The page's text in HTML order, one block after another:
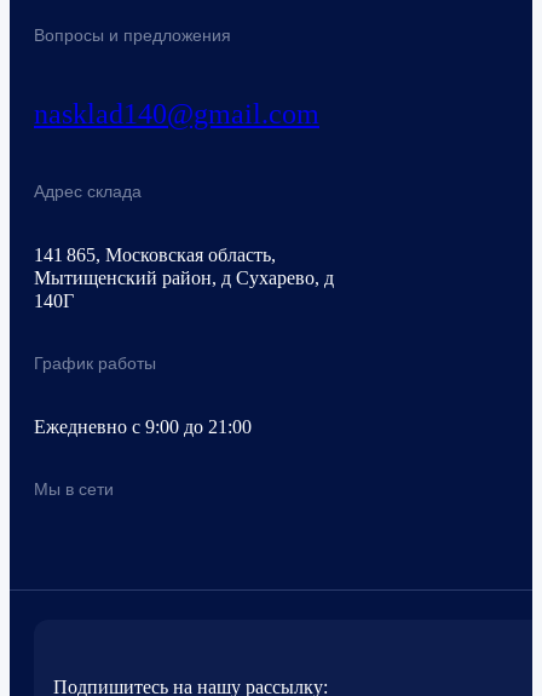
Вопросы и предложения
nasklad140@gmail.com
Адрес склада
141 865, Московская область,
Мытищенский район, д Сухарево, д
140Г
График работы
Ежедневно с 9:00 до 21:00
Мы в сети
Подпишитесь на нашу рассылку: